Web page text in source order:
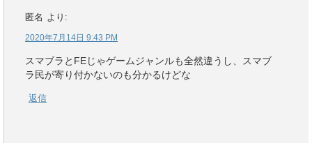
匿名 より:
2020年7月14日 9:43 PM
スマブラとFEじゃゲームジャンルも全然違うし、スマブ
ラ民が寄り付かないのも分かるけどな
返信